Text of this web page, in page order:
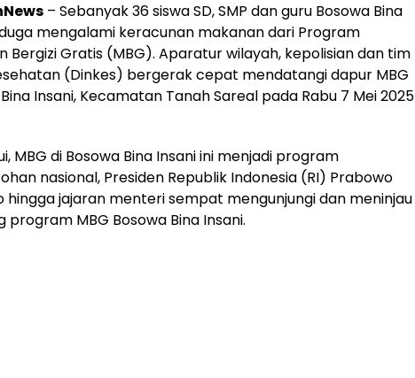
– Sebanyak 36 siswa SD, SMP dan guru Bosowa Bina
mengalami keracunan makanan dari Program
Bergizi Gratis (MBG). Aparatur wilayah, kepolisian dan tim
(Dinkes) bergerak cepat mendatangi dapur MBG
Insani, Kecamatan Tanah Sareal pada Rabu 7 Mei 2025
MBG di Bosowa Bina Insani ini menjadi program
nasional, Presiden Republik Indonesia (RI) Prabowo
hingga jajaran menteri sempat mengunjungi dan meninjau
program MBG Bosowa Bina Insani.